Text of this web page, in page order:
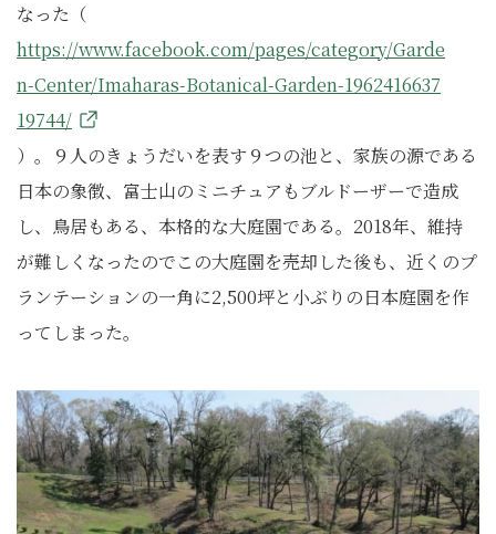
なった（
https://www.facebook.com/pages/category/Garde
n-Center/Imaharas-Botanical-Garden-1962416637
19744/
）。９人のきょうだいを表す９つの池と、家族の源である
日本の象徴、富士山のミニチュアもブルドーザーで造成
し、鳥居もある、本格的な大庭園である。2018年、維持
が難しくなったのでこの大庭園を売却した後も、近くのプ
ランテーションの一角に2,500坪と小ぶりの日本庭園を作
ってしまった。